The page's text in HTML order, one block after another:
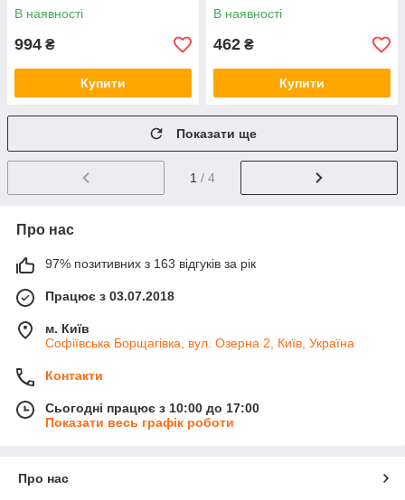
В наявності
994 ₴
Купити
В наявності
462 ₴
Купити
Показати ще
1 / 4
Про нас
97% позитивних з 163 відгуків за рік
Працює з 03.07.2018
м. Київ
Софіївська Борщагівка, вул. Озерна 2, Київ, Україна
Контакти
Сьогодні працює з 10:00 до 17:00
Показати весь графік роботи
Про нас